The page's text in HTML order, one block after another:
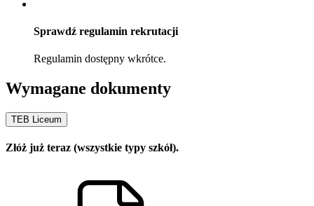
Sprawdź regulamin rekrutacji
Regulamin dostępny wkrótce.
Wymagane dokumenty
TEB Liceum
Złóż już teraz (wszystkie typy szkół).